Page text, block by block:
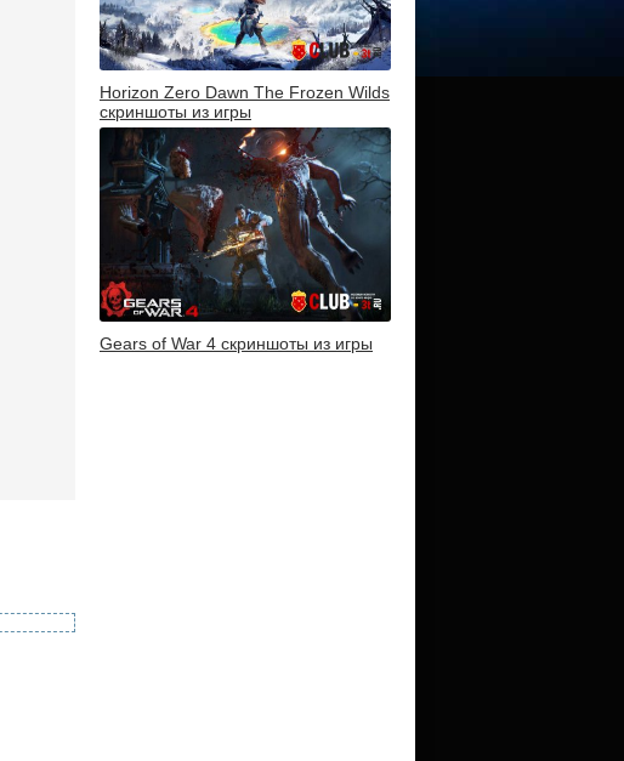
Horizon Zero Dawn The Frozen Wilds
скриншоты из игры
Gears of War 4 скриншоты из игры